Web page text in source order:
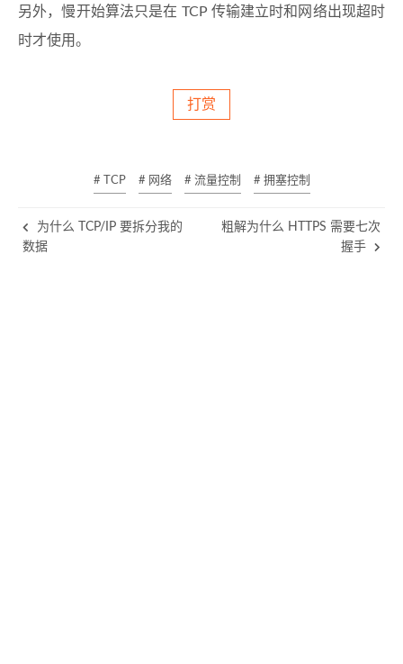
另外，慢开始算法只是在 TCP 传输建立时和网络出现超时
时才使用。
打赏
# TCP # 网络 # 流量控制 # 拥塞控制
为什么 TCP/IP 要拆分我的
数据
粗解为什么 HTTPS 需要七次
握手